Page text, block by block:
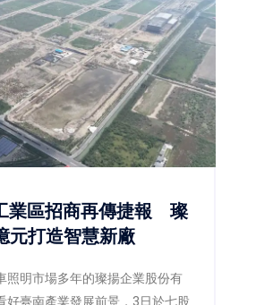
金質獎、1項優質獎，再次展現
質公共建設的卓越成果，也獲得
定。
業區招商再傳捷報 璨
元打造智慧新廠
照明市場多年的璨揚企業股份有
好臺南產業發展前景，3日於七股